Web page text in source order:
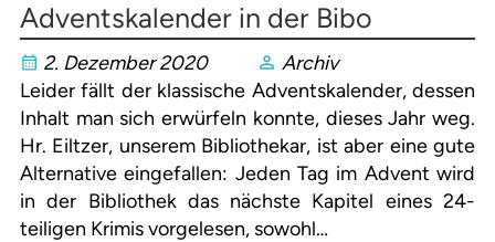
Adventskalender in der Bibo
2. Dezember 2020
Archiv
Leider fällt der klassische Adventskalender, dessen
Inhalt man sich erwürfeln konnte, dieses Jahr weg.
Hr. Eiltzer, unserem Bibliothekar, ist aber eine gute
Alternative eingefallen: Jeden Tag im Advent wird
in der Bibliothek das nächste Kapitel eines 24-
teiligen Krimis vorgelesen, sowohl…